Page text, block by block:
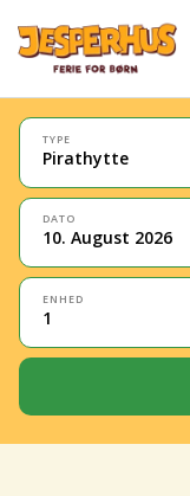
TYPE
Pirathytte
DATO
10. August 2026
ENHED
1